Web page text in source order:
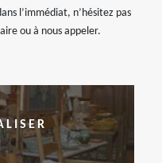
l’immédiat, n’hésitez pas
ou à nous appeler.